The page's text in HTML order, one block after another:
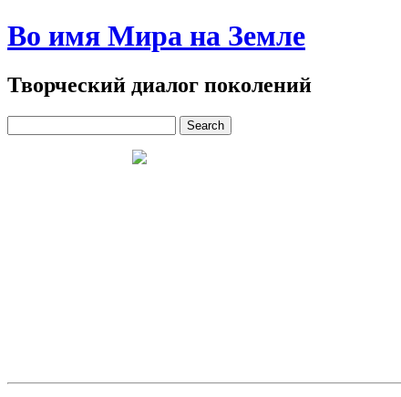
Во имя Мира на Земле
Творческий диалог поколений